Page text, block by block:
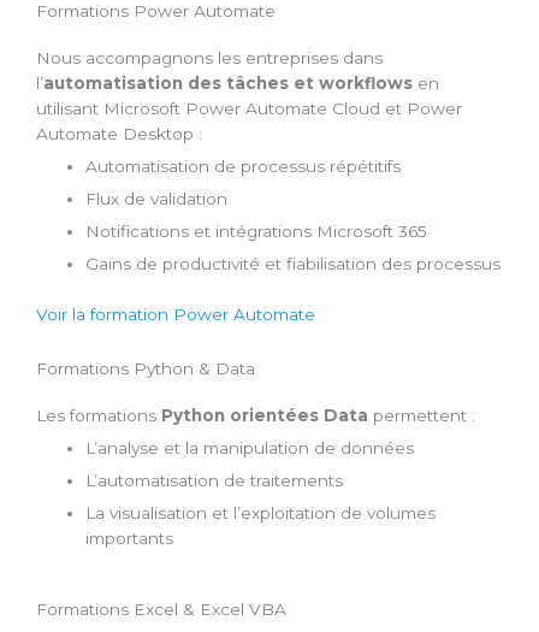
Formations Power Automate
Nous accompagnons les entreprises dans
l’automatisation des tâches et workflows en
utilisant Microsoft Power Automate Cloud et Power
Automate Desktop :
Automatisation de processus répétitifs
Flux de validation
Notifications et intégrations Microsoft 365
Gains de productivité et fiabilisation des processus
Voir la formation Power Automate
Formations Python & Data
Les formations Python orientées Data permettent :
L’analyse et la manipulation de données
L’automatisation de traitements
La visualisation et l’exploitation de volumes
importants
Formations Excel & Excel VBA